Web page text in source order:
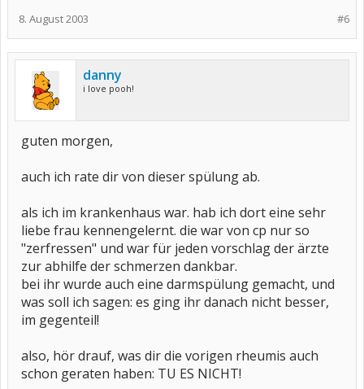
#6
8. August 2003
danny
i love pooh!
guten morgen,
auch ich rate dir von dieser spülung ab.
als ich im krankenhaus war. hab ich dort eine sehr
liebe frau kennengelernt. die war von cp nur so
"zerfressen" und war für jeden vorschlag der ärzte
zur abhilfe der schmerzen dankbar.
bei ihr wurde auch eine darmspülung gemacht, und
was soll ich sagen: es ging ihr danach nicht besser,
im gegenteil!
also, hör drauf, was dir die vorigen rheumis auch
schon geraten haben: TU ES NICHT!